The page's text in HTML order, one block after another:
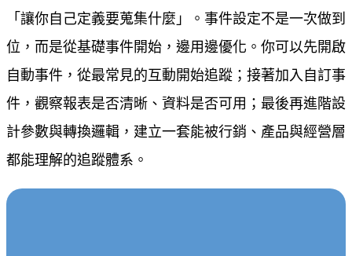
「讓你自己定義要蒐集什麼」。事件設定不是一次做到
位，而是從基礎事件開始，邊用邊優化。你可以先開啟
自動事件，從最常見的互動開始追蹤；接著加入自訂事
件，觀察報表是否清晰、資料是否可用；最後再進階設
計參數與轉換邏輯，建立一套能被行銷、產品與經營層
都能理解的追蹤體系。